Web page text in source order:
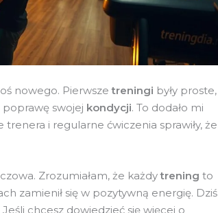
nowego. Pierwszetreningi były proste,
swojej kondycji. To dodało mi
trenera i regularne ćwiczenia sprawiły, że
Zrozumiałam, że każdytrening to
zamienił się w pozytywną energię. Dziś
chcesz dowiedzieć się więcej o